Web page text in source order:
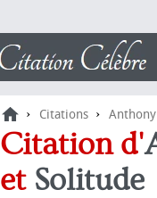
› Citations ›
Citation d'
et Solitude